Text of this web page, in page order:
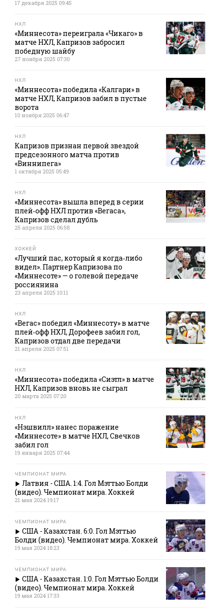
17 декабря 2025 09:45
НХЛ
«Миннесота» переиграла «Чикаго» в
матче НХЛ, Капризов забросил
победную шайбу
27 ноября 2025 07:30
НХЛ
«Миннесота» победила «Калгари» в
матче НХЛ, Капризов забил в пустые
ворота
10 ноября 2025 06:47
НХЛ
Капризов признан первой звездой
предсезонного матча против
«Виннипега»
1 октября 2025 05:49
НХЛ
«Миннесота» вышла вперед в серии
плей‑офф НХЛ против «Вегаса»,
Капризов сделал дубль
25 апреля 2025 06:58
ХОККЕЙ
«Лучший пас, который я когда‑либо
видел». Партнер Капризова по
«Миннесоте» — о голевой передаче
россиянина
23 апреля 2025 10:11
НХЛ
«Вегас» победил «Миннесоту» в матче
плей‑офф НХЛ, Дорофеев забил гол,
Капризов отдал две передачи
21 апреля 2025 07:51
НХЛ
«Миннесота» победила «Сиэтл» в матче
НХЛ, Капризов вновь не сыграл
20 марта 2025 07:20
НХЛ
«Нэшвилл» нанес поражение
«Миннесоте» в матче НХЛ, Свечков
забил гол
19 января 2025 07:44
ЧЕМПИОНАТ МИРА
Латвия - США. 1:4. Гол Мэттью Болди
(видео). Чемпионат мира. Хоккей
21 мая 2024 19:17
ЧЕМПИОНАТ МИРА
США - Казахстан. 6:0. Гол Мэттью
Болди (видео). Чемпионат мира. Хоккей
19 мая 2024 18:23
ЧЕМПИОНАТ МИРА
США - Казахстан. 1:0. Гол Мэттью Болди
(видео). Чемпионат мира. Хоккей
19 мая 2024 17:33